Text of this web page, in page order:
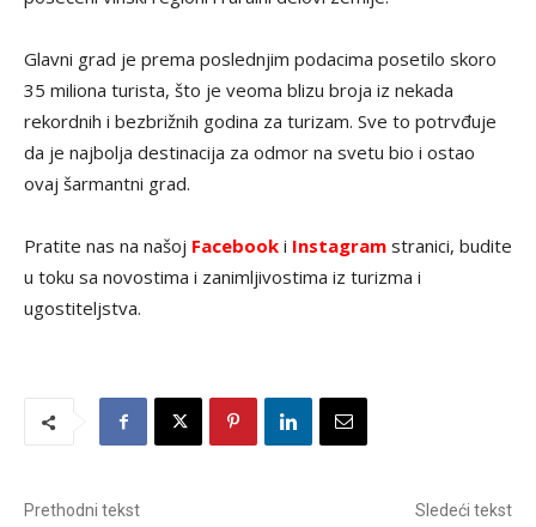
Glavni grad je prema poslednjim podacima posetilo skoro
35 miliona turista, što je veoma blizu broja iz nekada
rekordnih i bezbrižnih godina za turizam. Sve to potrvđuje
da je najbolja destinacija za odmor na svetu bio i ostao
ovaj šarmantni grad.
Pratite nas na našoj Facebook i Instagram stranici, budite
u toku sa novostima i zanimljivostima iz turizma i
ugostiteljstva.
Prethodni tekst Sledeći tekst